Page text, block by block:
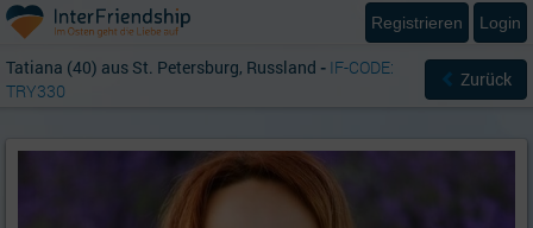
Tatiana (40) aus St. Petersburg, Russland - IF-CODE:
TRY330
Zurück
Registrieren Login